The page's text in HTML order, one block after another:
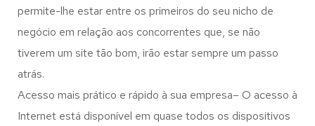
permite-lhe estar entre os primeiros do seu nicho de
negócio em relação aos concorrentes que, se não
tiverem um site tão bom, irão estar sempre um passo
atrás.
Acesso mais prático e rápido à sua empresa– O acesso à
Internet está disponível em quase todos os dispositivos